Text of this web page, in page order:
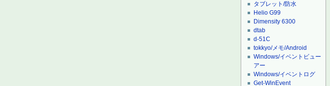
タブレット/防水
Helio G99
Dimensity 6300
dtab
d-51C
tokkyo/メモ/Android
Windows/イベントビュー
アー
Windows/イベントログ
Get-WinEvent